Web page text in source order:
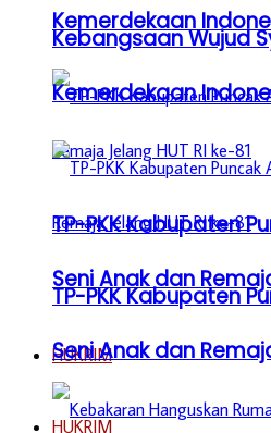
Kemerdekaan
TP-PKK Kabupaten
Seni Anak dan
HUKRIM
Kebangsaan Wujud
Kemerdekaan
TP-PKK Kabupaten
Seni Anak dan
HUKRIM